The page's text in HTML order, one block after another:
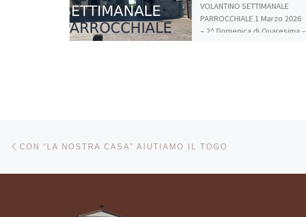
VOLANTINO SETTIMANALE
PARROCCHIALE 1 Marzo 2026
– 2^ Domenica di Quaresima –
Navigazione articoli
CON “LA NOSTRA CASA” AIUTIAMO IL TOGO